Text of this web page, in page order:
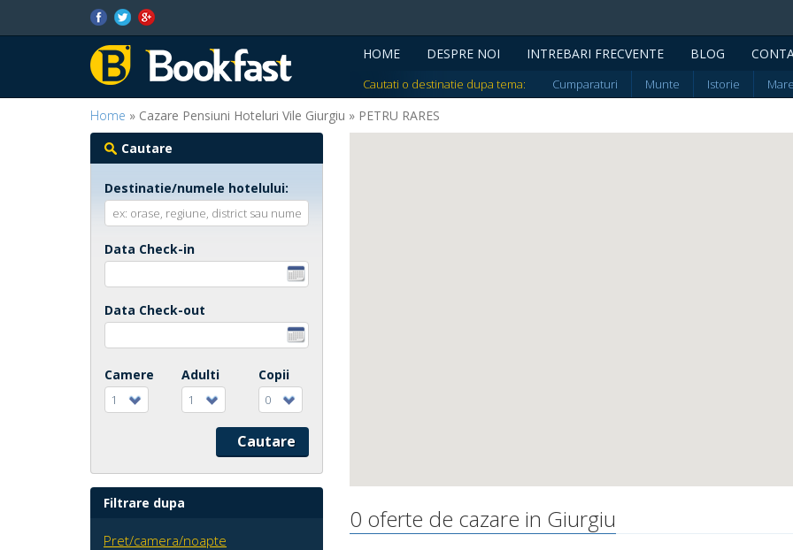
HOME DESPRE NOI INTREBARI FRECVENTE BLOG
Cautati o destinatie dupa tema:
Cumparaturi Munte Istorie Mare
Home » Cazare Pensiuni Hoteluri Vile Giurgiu » PETRU RARES
Cautare
Destinatie/numele hotelului:
Data Check-in
Data Check-out
Camere
1
Adulti
1
Copii
0
Filtrare dupa
Pret/camera/noapte
0 oferte de cazare in Giurgiu